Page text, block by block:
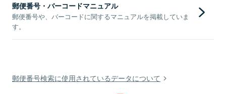
郵便番号・バーコードマニュアル
郵便番号や、バーコードに関するマニュアルを掲載していま
す。
郵便番号検索に使用されているデータについて